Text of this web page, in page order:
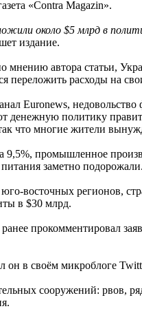
«Contra Magazin».
около $5 млрд в
издание.
мнению автора статьи,
переложить расходы на
Euronews,
политику
что многие жители
промышленное
заметно подорожали.
восточных регионов,
в $30 млрд.
прокомментировал
он в своём микроблоге
сооружений: рвов,